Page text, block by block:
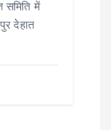
समिति में
देहात